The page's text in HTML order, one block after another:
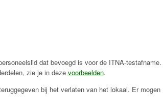
dat bevoegd is voor de ITNA-testafname.
zie je in deze voorbeelden.
bij het verlaten van het lokaal. Er mogen